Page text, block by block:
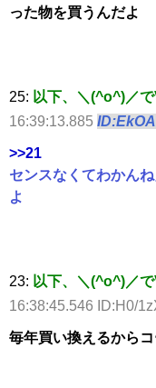
った物を買うんだよ
25: 以下、＼(^o^)／
16:39:13.885
>>21
センスなくてわかん
よ
23: 以下、＼(^o^)／
16:38:45.546 ID:H0/
毎年買い換えるから